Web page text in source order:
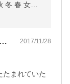
冬 春 女性
冬定番
びっくりしましたが、小さく… 2017/11/28
たまれていた